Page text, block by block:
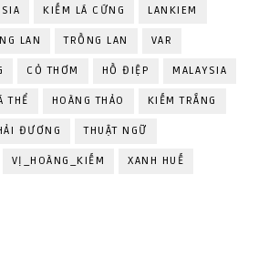
KIẾM LÁ CỨNG LANKIEM
LAN TRỒNG LAN VAR
CỎ THƠM HỒ ĐIỆP MALAYSIA
THỂ HOÀNG THẢO KIẾM TRẮNG
ĐƯƠNG THUẬT NGỮ
VỊ_HOÀNG_KIẾM XANH HUẾ